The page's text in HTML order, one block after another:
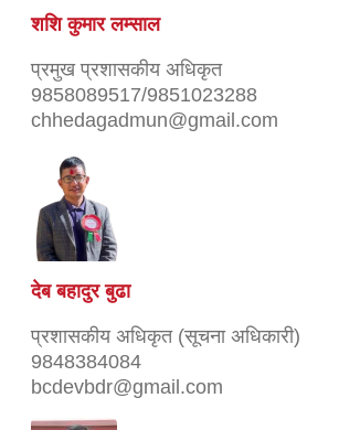
शशि कुमार लम्साल
प्रमुख प्रशासकीय अधिकृत
9858089517/9851023288
chhedagadmun@gmail.com
देब बहादुर बुढा
प्रशासकीय अधिकृत (सूचना अधिकारी)
9848384084
bcdevbdr@gmail.com